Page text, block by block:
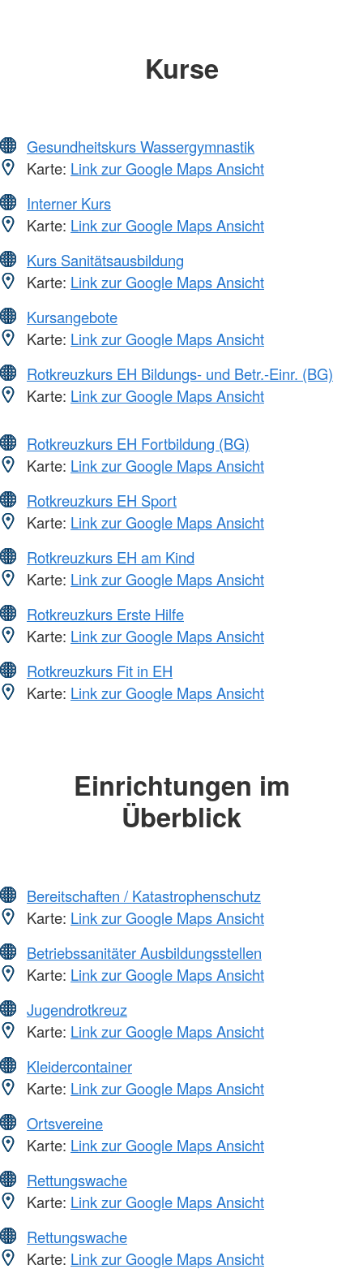
Kurse
Gesundheitskurs Wassergymnastik
Karte: Link zur Google Maps Ansicht
Interner Kurs
Karte: Link zur Google Maps Ansicht
Kurs Sanitätsausbildung
Karte: Link zur Google Maps Ansicht
Kursangebote
Karte: Link zur Google Maps Ansicht
Rotkreuzkurs EH Bildungs- und Betr.-Einr. (BG)
Karte: Link zur Google Maps Ansicht
Rotkreuzkurs EH Fortbildung (BG)
Karte: Link zur Google Maps Ansicht
Rotkreuzkurs EH Sport
Karte: Link zur Google Maps Ansicht
Rotkreuzkurs EH am Kind
Karte: Link zur Google Maps Ansicht
Rotkreuzkurs Erste Hilfe
Karte: Link zur Google Maps Ansicht
Rotkreuzkurs Fit in EH
Karte: Link zur Google Maps Ansicht
Einrichtungen im
Überblick
Bereitschaften / Katastrophenschutz
Karte: Link zur Google Maps Ansicht
Betriebssanitäter Ausbildungsstellen
Karte: Link zur Google Maps Ansicht
Jugendrotkreuz
Karte: Link zur Google Maps Ansicht
Kleidercontainer
Karte: Link zur Google Maps Ansicht
Ortsvereine
Karte: Link zur Google Maps Ansicht
Rettungswache
Karte: Link zur Google Maps Ansicht
Rettungswache
Karte: Link zur Google Maps Ansicht